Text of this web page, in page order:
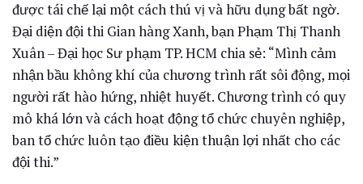
được tái chế lại một cách thú vị và hữu dụng bất ngờ.
Đại diện đội thi Gian hàng Xanh, bạn Phạm Thị Thanh
Xuân – Đại học Sư phạm TP. HCM chia sẻ: “Mình cảm
nhận bầu không khí của chương trình rất sôi động, mọi
người rất hào hứng, nhiệt huyết. Chương trình có quy
mô khá lớn và cách hoạt động tổ chức chuyên nghiệp,
ban tổ chức luôn tạo điều kiện thuận lợi nhất cho các
đội thi.”